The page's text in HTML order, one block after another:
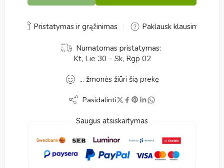
Pristatymas ir grąžinimas
Paklausk klausimo
Numatomas pristatymas:
Kt, Lie 30 – Sk, Rgp 02
... žmonėsžiūri šią prekę
Pasidalinti
Saugus atsiskaitymas